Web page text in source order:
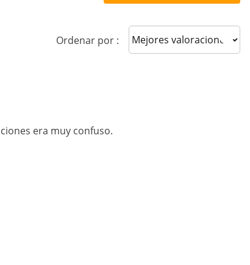
Ordenar por : Sort reviews
era muy confuso.